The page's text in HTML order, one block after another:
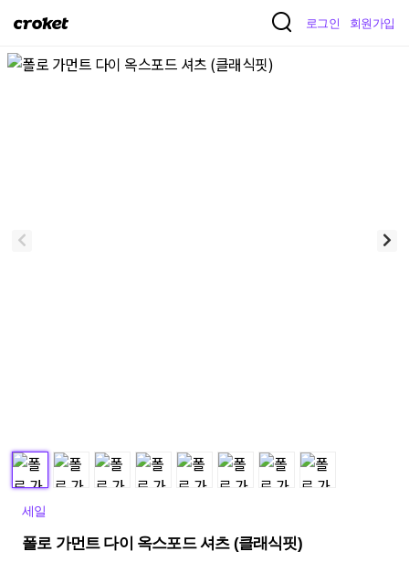
크
켓
로그인 회원가입
세일
폴로 가먼트 다이 옥스포드 셔츠 (클래식핏)